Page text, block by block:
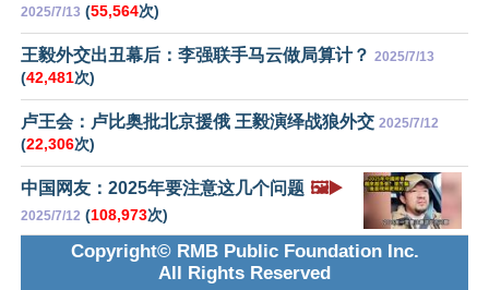
2025/7/13 (55,564次)
王毅外交出丑幕后：李强联手马云做局算计？ 2025/7/13
(42,481次)
卢王会：卢比奥批北京援俄 王毅演绎战狼外交 2025/7/12
(22,306次)
中国网友：2025年要注意这几个问题 🖼️▶️
2025/7/12 (108,973次)
Copyright© RMB Public Foundation Inc.
All Rights Reserved